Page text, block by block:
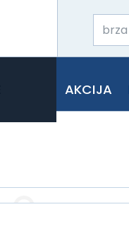
AKCIJA